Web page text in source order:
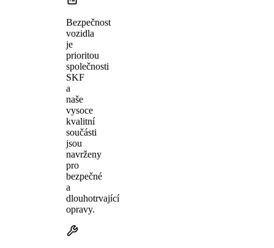
Bezpečnost
vozidla
je
prioritou
společnosti
SKF
a
naše
vysoce
kvalitní
součásti
jsou
navrženy
pro
bezpečné
a
dlouhotrvající
opravy.